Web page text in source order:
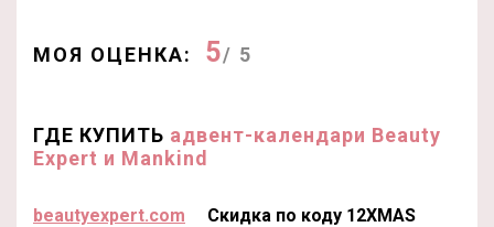
МОЯ ОЦЕНКА: 5/ 5
ГДЕ КУПИТЬ адвент-календари Beauty
Expert и Mankind
beautyexpert.com Скидка по коду 12XMAS